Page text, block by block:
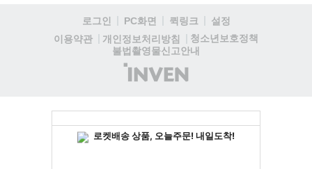
로그인 PC화면 퀵링크
설정
이용약관
개인정보처리방침
청소년보호정책
불법촬영물신고안내
(주)
인